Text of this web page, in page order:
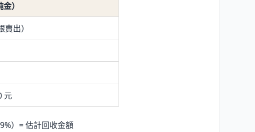
）
出）
元
）= 估計回收金額